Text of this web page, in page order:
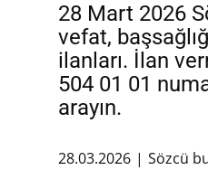
28 Mart 2026
vefat,
ilanları. İlan
504 01 01
arayın.
28.03.2026 Sözcü